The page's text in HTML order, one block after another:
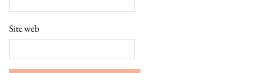
Site web